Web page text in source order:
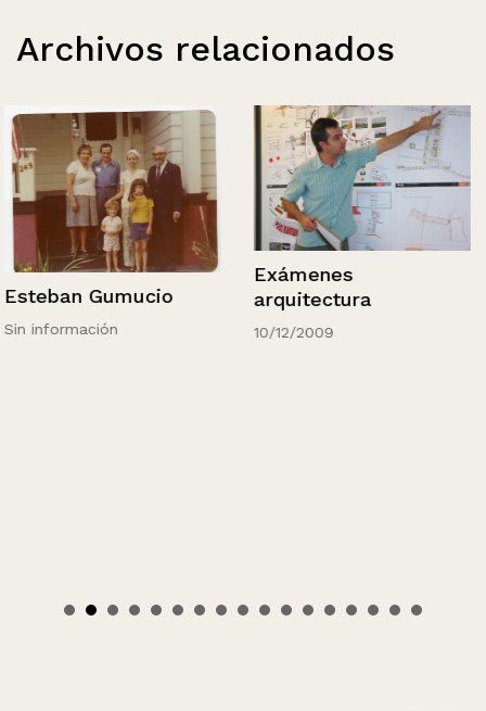
Archivos relacionados
Esteban Gumucio
Sin información
Exámenes
arquitectura
10/12/2009